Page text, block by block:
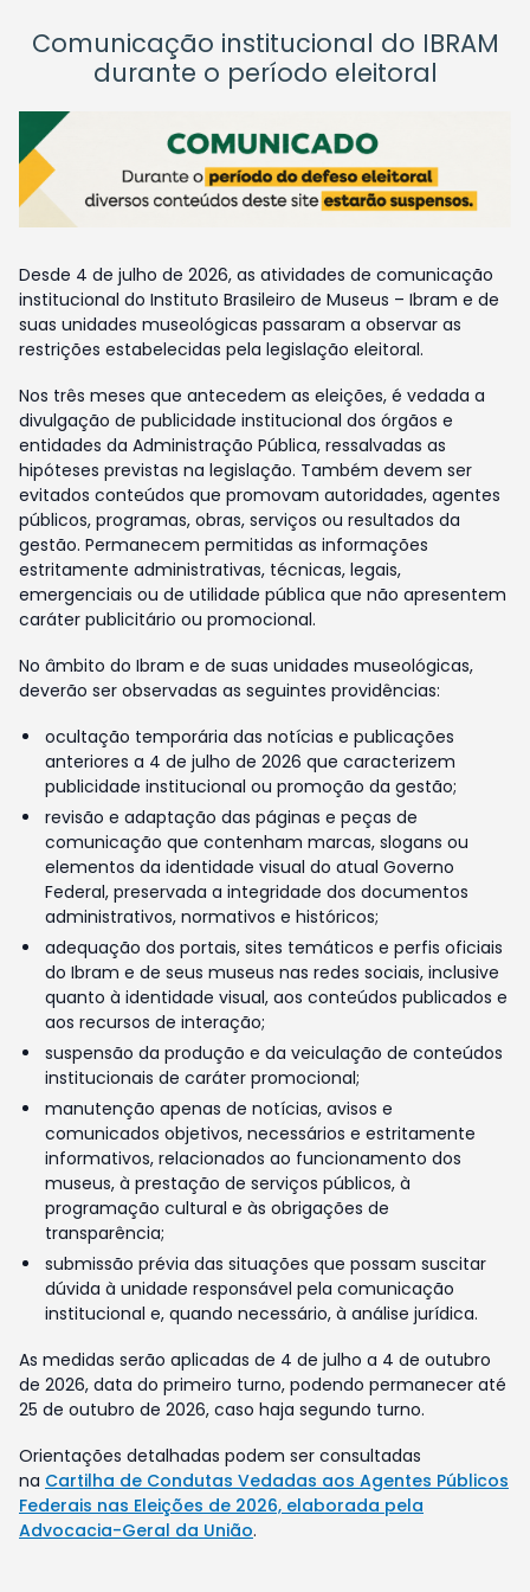
Comunicação institucional do IBRAM
durante o período eleitoral
Desde 4 de julho de 2026, as atividades de comunicação
institucional do Instituto Brasileiro de Museus – Ibram e de
suas unidades museológicas passaram a observar as
restrições estabelecidas pela legislação eleitoral.
Nos três meses que antecedem as eleições, é vedada a
divulgação de publicidade institucional dos órgãos e
entidades da Administração Pública, ressalvadas as
hipóteses previstas na legislação. Também devem ser
evitados conteúdos que promovam autoridades, agentes
públicos, programas, obras, serviços ou resultados da
gestão. Permanecem permitidas as informações
estritamente administrativas, técnicas, legais,
emergenciais ou de utilidade pública que não apresentem
caráter publicitário ou promocional.
No âmbito do Ibram e de suas unidades museológicas,
deverão ser observadas as seguintes providências:
ocultação temporária das notícias e publicações
anteriores a 4 de julho de 2026 que caracterizem
publicidade institucional ou promoção da gestão;
revisão e adaptação das páginas e peças de
comunicação que contenham marcas, slogans ou
elementos da identidade visual do atual Governo
Federal, preservada a integridade dos documentos
administrativos, normativos e históricos;
adequação dos portais, sites temáticos e perfis oficiais
do Ibram e de seus museus nas redes sociais, inclusive
quanto à identidade visual, aos conteúdos publicados e
aos recursos de interação;
suspensão da produção e da veiculação de conteúdos
institucionais de caráter promocional;
manutenção apenas de notícias, avisos e
comunicados objetivos, necessários e estritamente
informativos, relacionados ao funcionamento dos
museus, à prestação de serviços públicos, à
programação cultural e às obrigações de
transparência;
submissão prévia das situações que possam suscitar
dúvida à unidade responsável pela comunicação
institucional e, quando necessário, à análise jurídica.
As medidas serão aplicadas de 4 de julho a 4 de outubro
de 2026, data do primeiro turno, podendo permanecer até
25 de outubro de 2026, caso haja segundo turno.
Orientações detalhadas podem ser consultadas
na Cartilha de Condutas Vedadas aos Agentes Públicos
Federais nas Eleições de 2026, elaborada pela
Advocacia-Geral da União.